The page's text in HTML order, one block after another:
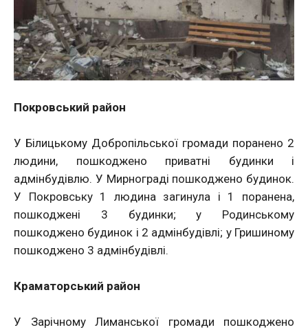
Покровський район
У Білицькому Добропільської громади поранено 2
людини, пошкоджено приватні будинки і
адмінбудівлю. У Мирнограді пошкоджено будинок.
У Покровську 1 людина загинула і 1 поранена,
пошкоджені 3 будинки; у Родинському
пошкоджено будинок і 2 адмінбудівлі; у Гришиному
пошкоджено 3 адмінбудівлі.
Краматорський район
У Зарічному Лиманської громади пошкоджено